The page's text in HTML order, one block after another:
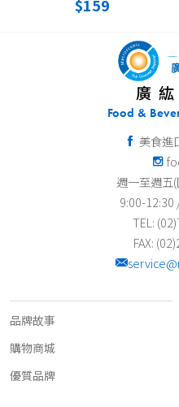
$159
廣
Food &
美食進
週一至週五
9:00-12:30
TEL:
FAX:
品牌故事
購物商城
優質品牌